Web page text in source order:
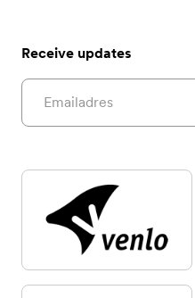
Receive updates
Email address